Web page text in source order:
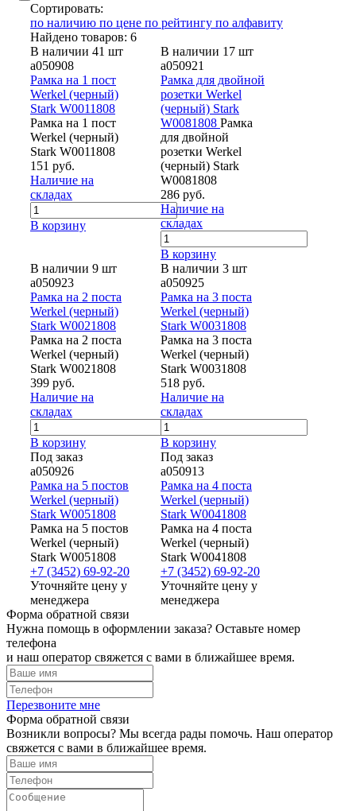
Сортировать:
по наличию по цене по рейтингу по алфавиту
Найдено товаров: 6
В наличии 41 шт
a050908
Рамка на 1 пост
Werkel (черный)
Stark W0011808
Рамка на 1 пост
Werkel (черный)
Stark W0011808
151 руб.
Наличие на
складах
В корзину
В наличии 17 шт
a050921
Рамка для двойной
розетки Werkel
(черный) Stark
W0081808 Рамка
для двойной
розетки Werkel
(черный) Stark
W0081808
286 руб.
Наличие на
складах
В корзину
В наличии 9 шт
a050923
Рамка на 2 поста
Werkel (черный)
Stark W0021808
Рамка на 2 поста
Werkel (черный)
Stark W0021808
399 руб.
Наличие на
складах
В корзину
В наличии 3 шт
a050925
Рамка на 3 поста
Werkel (черный)
Stark W0031808
Рамка на 3 поста
Werkel (черный)
Stark W0031808
518 руб.
Наличие на
складах
В корзину
Под заказ
a050926
Рамка на 5 постов
Werkel (черный)
Stark W0051808
Рамка на 5 постов
Werkel (черный)
Stark W0051808
+7 (3452) 69-92-20
Уточняйте цену у
менеджера
Под заказ
a050913
Рамка на 4 поста
Werkel (черный)
Stark W0041808
Рамка на 4 поста
Werkel (черный)
Stark W0041808
+7 (3452) 69-92-20
Уточняйте цену у
менеджера
Форма обратной связи
Нужна помощь в оформлении заказа? Оставьте номер
телефона
и наш оператор свяжется с вами в ближайшее время.
Перезвоните мне
Форма обратной связи
Возникли вопросы? Мы всегда рады помочь. Наш оператор
свяжется с вами в ближайшее время.